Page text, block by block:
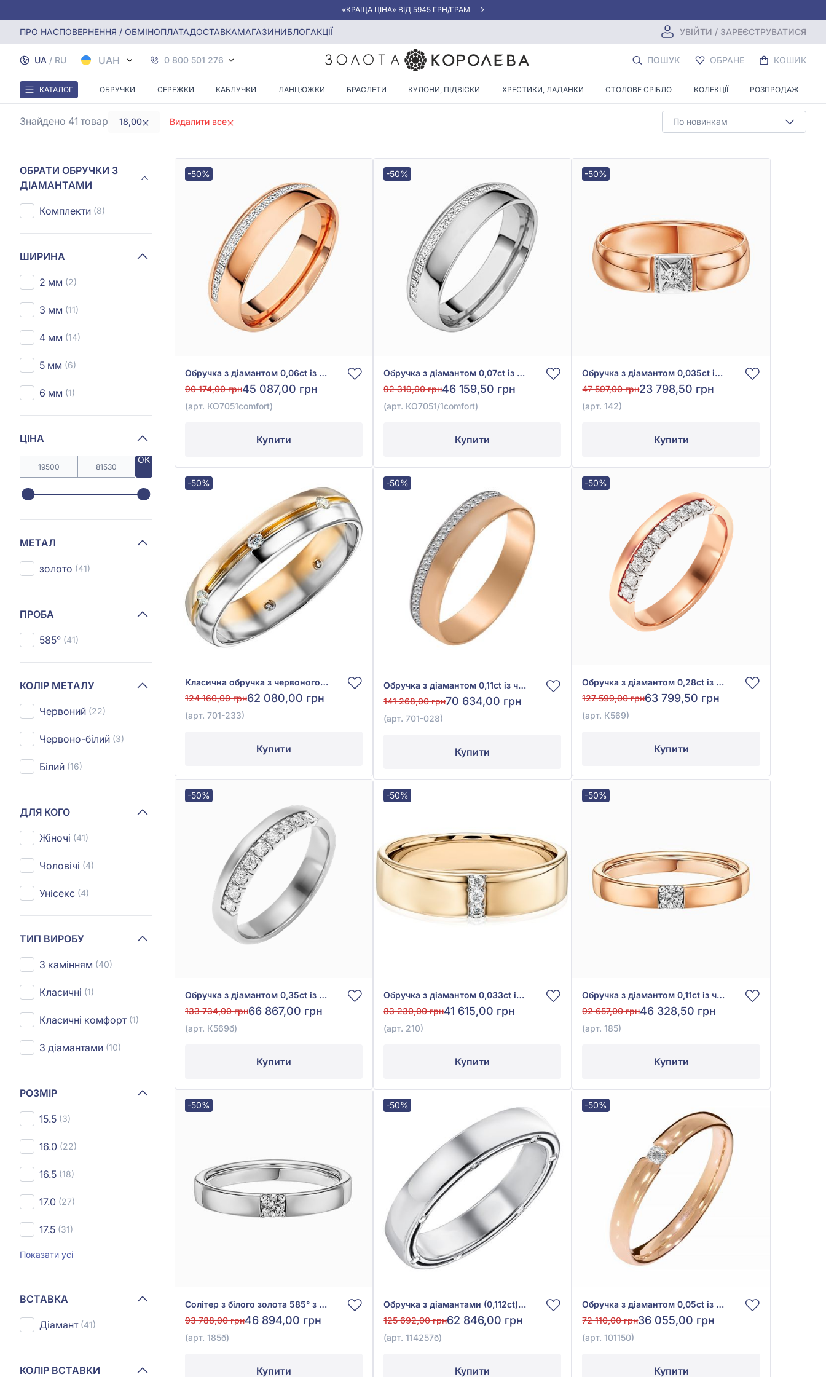
«КРАЩА ЦІНА» ВІД 5945 ГРН/ГРАМ
ПРО НАСПОВЕРНЕННЯ / ОБМІНОПЛАТАДОСТАВКАМАГАЗИНИБЛОГАКЦІЇ УВІЙТИ / ЗАРЕЄСТРУВАТИСЯ
UA / RU UAH 0 800 501 276 ПОШУК ОБРАНЕ КОШИК
КАТАЛОГ ОБРУЧКИ СЕРЕЖКИ КАБЛУЧКИ ЛАНЦЮЖКИ БРАСЛЕТИ КУЛОНИ, ПІДВІСКИ ХРЕСТИКИ, ЛАДАНКИ СТОЛОВЕ СРІБЛО КОЛЕКЦІЇ РОЗПРОДАЖ
Головна Обручки з діамантами Обручки з діамантами розміру 18
ОБРУЧКИ З ДІАМАНТАМИ РОЗМІРУ 18
По новинкам
Знайдено 41 товар 18,00 Видалити все
ОБРАТИ ОБРУЧКИ З
ДІАМАНТАМИ
Комплекти (8)
ШИРИНА
2 мм (2)
3 мм (11)
4 мм (14)
5 мм (6)
6 мм (1)
ЦІНА
OK
МЕТАЛ
золото (41)
ПРОБА
585° (41)
КОЛІР МЕТАЛУ
Червоний (22)
Червоно-білий (3)
Білий (16)
ДЛЯ КОГО
Жіночі (41)
Чоловічі (4)
Унісекс (4)
ТИП ВИРОБУ
З камінням (40)
Класичні (1)
Класичні комфорт (1)
З діамантами (10)
РОЗМІР
15.5 (3)
16.0 (22)
16.5 (18)
17.0 (27)
17.5 (31)
Показати усі
ВСТАВКА
Діамант (41)
КОЛІР ВСТАВКИ
-50%
Обручка з діамантом 0,06ct із червоного золота 585°, арт. КО7051comfort
90 174,00 грн45 087,00 грн
(арт. КО7051comfort)
Купити
-50%
Обручка з діамантом 0,07ct із білого золота 585°, арт. КО7051/1comfort
92 319,00 грн46 159,50 грн
(арт. КО7051/1comfort)
Купити
-50%
Обручка з діамантом 0,035ct із червоного золота 585°, арт. 142
47 597,00 грн23 798,50 грн
(арт. 142)
Купити
-50%
Класична обручка з червоного золота 585° з діамантом 0,13ct, арт. 701-233
124 160,00 грн62 080,00 грн
(арт. 701-233)
Купити
-50%
Обручка з діамантом 0,11ct із червоного золота 585°, арт. 701-028
141 268,00 грн70 634,00 грн
(арт. 701-028)
Купити
-50%
Обручка з діамантом 0,28ct із червоно-білого золота 585°, арт. К569
127 599,00 грн63 799,50 грн
(арт. К569)
Купити
-50%
Обручка з діамантом 0,35ct із білого золота 585°, арт. К569б
133 734,00 грн66 867,00 грн
(арт. К569б)
Купити
-50%
Обручка з діамантом 0,033ct із червоного золота 585°, арт. 210
83 230,00 грн41 615,00 грн
(арт. 210)
Купити
-50%
Обручка з діамантом 0,11ct із червоного золота 585°, арт. 185
92 657,00 грн46 328,50 грн
(арт. 185)
Купити
-50%
Солітер з білого золота 585° з діамантом 0,105ct, арт. 185б
93 788,00 грн46 894,00 грн
(арт. 185б)
Купити
-50%
Обручка з діамантами (0,112ct) із білого золота 585°, арт. 114257б
125 692,00 грн62 846,00 грн
(арт. 114257б)
Купити
-50%
Обручка з діамантом 0,05ct із червоного золота 585°, арт. 101150
72 110,00 грн36 055,00 грн
(арт. 101150)
Купити